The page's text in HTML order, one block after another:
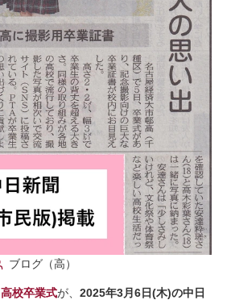
ブログ（高）
高校卒業式が、 2025年3月6日(木)の中日